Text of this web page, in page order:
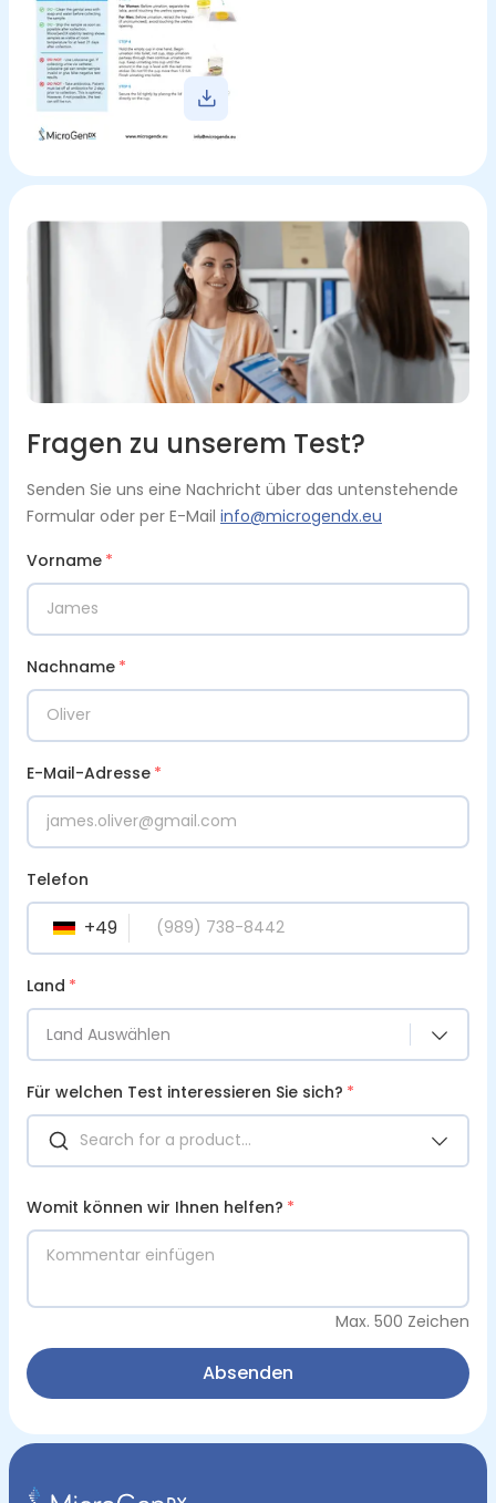
Fragen zu unserem Test?
Senden Sie uns eine Nachricht über das untenstehende
Formular oder per E-Mail info@microgendx.eu
Vorname *
Nachname *
E-Mail-Adresse *
Telefon
DE +49
Land *
Land Auswählen
Für welchen Test interessieren Sie sich? *
Womit können wir Ihnen helfen? *
Max. 500 Zeichen
Absenden